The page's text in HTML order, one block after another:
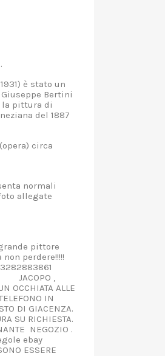
è stato un
Bertini
la pittura di
del 1887
(opera) circa
normali
allegate
pittore
perdere!!!!!
) 3282883861
,
ALLE
IN
DI GIACENZA.
SU RICHIESTA.
NEGOZIO .
ebay
ESSERE